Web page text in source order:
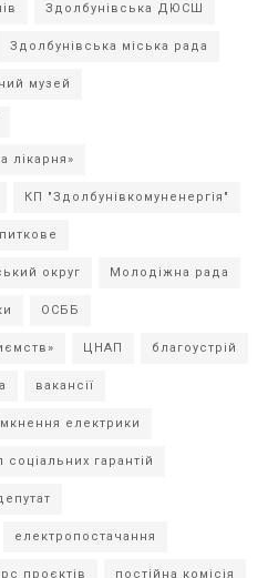
Здолбунівська ДЮСШ
Здолбунівська міська рада
музей
лікарня»
КП "Здолбунівкомуненергія"
округ Молодіжна рада
ОСББ
ЦНАП благоустрій
вакансії
електрики
соціальних гарантій
електропостачання
проєктів постійна комісія